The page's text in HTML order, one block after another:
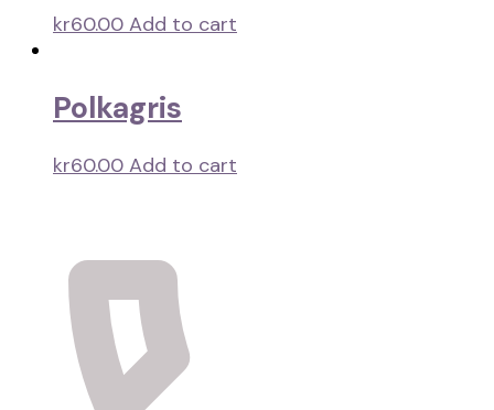
kr60.00 Add to cart
Polkagris
kr60.00 Add to cart